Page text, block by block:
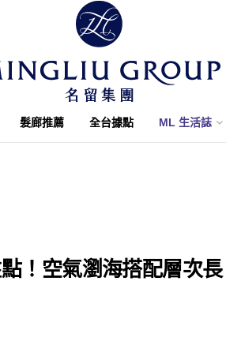
髮廊推薦 全台據點 ML 生活誌
！空氣瀏海搭配層次長